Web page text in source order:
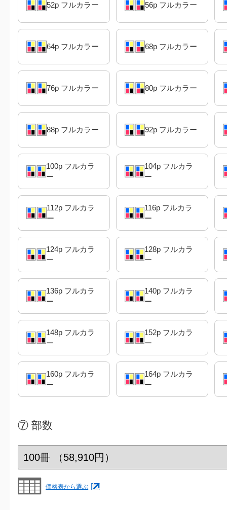
52p フルカラー 56p フルカラー
64p フルカラー 68p フルカラー
76p フルカラー 80p フルカラー
88p フルカラー 92p フルカラー
100p フルカラ
ー
104p フルカラ
ー
112p フルカラ
ー
116p フルカラ
ー
124p フルカラ
ー
128p フルカラ
ー
136p フルカラ
ー
140p フルカラ
ー
148p フルカラ
ー
152p フルカラ
ー
160p フルカラ
ー
164p フルカラ
ー
⑦ 部数
価格表から選ぶ